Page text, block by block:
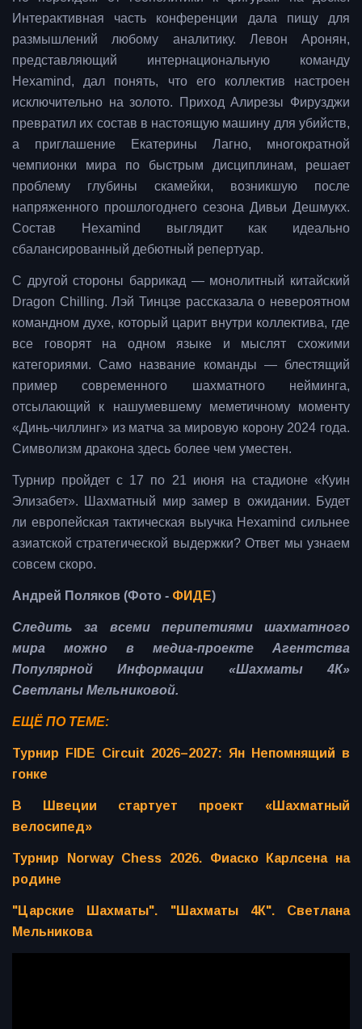
Интерактивная часть конференции дала пищу для
размышлений любому аналитику. Левон Аронян,
представляющий интернациональную команду
Hexamind, дал понять, что его коллектив настроен
исключительно на золото. Приход Алирезы Фирузджи
превратил их состав в настоящую машину для убийств,
а приглашение Екатерины Лагно, многократной
чемпионки мира по быстрым дисциплинам, решает
проблему глубины скамейки, возникшую после
напряженного прошлогоднего сезона Дивьи Дешмукх.
Состав Hexamind выглядит как идеально
сбалансированный дебютный репертуар.
С другой стороны баррикад — монолитный китайский
Dragon Chilling. Лэй Тинцзе рассказала о невероятном
командном духе, который царит внутри коллектива, где
все говорят на одном языке и мыслят схожими
категориями. Само название команды — блестящий
пример современного шахматного нейминга,
отсылающий к нашумевшему меметичному моменту
«Динь-чиллинг» из матча за мировую корону 2024 года.
Символизм дракона здесь более чем уместен.
Турнир пройдет с 17 по 21 июня на стадионе «Куин
Элизабет». Шахматный мир замер в ожидании. Будет
ли европейская тактическая выучка Hexamind сильнее
азиатской стратегической выдержки? Ответ мы узнаем
совсем скоро.
Андрей Поляков (Фото - ФИДЕ)
Следить за всеми перипетиями шахматного
мира можно в медиа-проекте Агентства
Популярной Информации «Шахматы 4К»
Светланы Мельниковой.
ЕЩЁ ПО ТЕМЕ:
Турнир FIDE Circuit 2026–2027: Ян Непомнящий в
гонке
В Швеции стартует проект «Шахматный
велосипед»
Турнир Norway Chess 2026. Фиаско Карлсена на
родине
"Царские Шахматы". "Шахматы 4К". Светлана
Мельникова